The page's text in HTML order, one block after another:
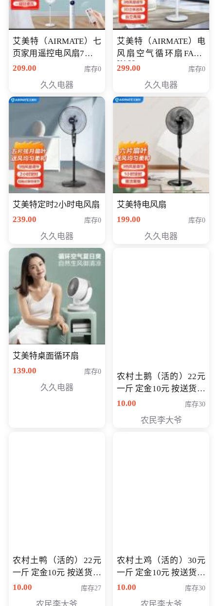
艾美特（AIRMATE）七
页家用遥控电风扇7档风
量空气循环摇头立式落
定时落地式风扇CS35-
R20
209.00 库存0
久久电器
艾美特（AIRMATE）电
风扇空气循环扇FA18-
X168
299.00 库存0
久久电器
艾美特定时2小时电风扇
239.00
库存0
久久电器
艾美特电风扇
199.00
库存0
久久电器
艾美特桌面循环扇
139.00
库存0
久久电器
农村土鹅（活的）22元
一斤 定金10元 按送货交
付时秤重计算货款 定金
10.00 库存30
农民李大爷
农村土鸭（活的）22元
一斤 定金10元 按送货交
付时秤重计算货款 定金
10.00 库存27
农村土鸡（活的）30元
一斤 定金10元 按送货交
付时秤重计算货款 定金
10.00 库存30